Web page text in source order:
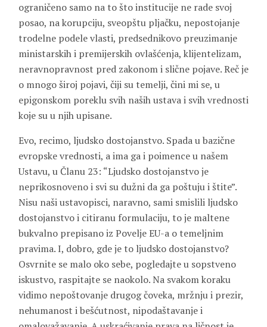
ograničeno samo na to što institucije ne rade svoj
posao, na korupciju, sveopštu pljačku, nepostojanje
trodelne podele vlasti, predsednikovo preuzimanje
ministarskih i premijerskih ovlašćenja, klijentelizam,
neravnopravnost pred zakonom i slične pojave. Reč je
o mnogo široj pojavi, čiji su temelji, čini mi se, u
epigonskom poreklu svih naših ustava i svih vrednosti
koje su u njih upisane.
Evo, recimo, ljudsko dostojanstvo. Spada u bazične
evropske vrednosti, a ima ga i poimence u našem
Ustavu, u Članu 23: “Ljudsko dostojanstvo je
neprikosnoveno i svi su dužni da ga poštuju i štite”.
Nisu naši ustavopisci, naravno, sami smislili ljudsko
dostojanstvo i citiranu formulaciju, to je maltene
bukvalno prepisano iz Povelje EU-a o temeljnim
pravima. I, dobro, gde je to ljudsko dostojanstvo?
Osvrnite se malo oko sebe, pogledajte u sopstveno
iskustvo, raspitajte se naokolo. Na svakom koraku
vidimo nepoštovanje drugog čoveka, mržnju i prezir,
nehumanost i bešćutnost, nipodaštavanje i